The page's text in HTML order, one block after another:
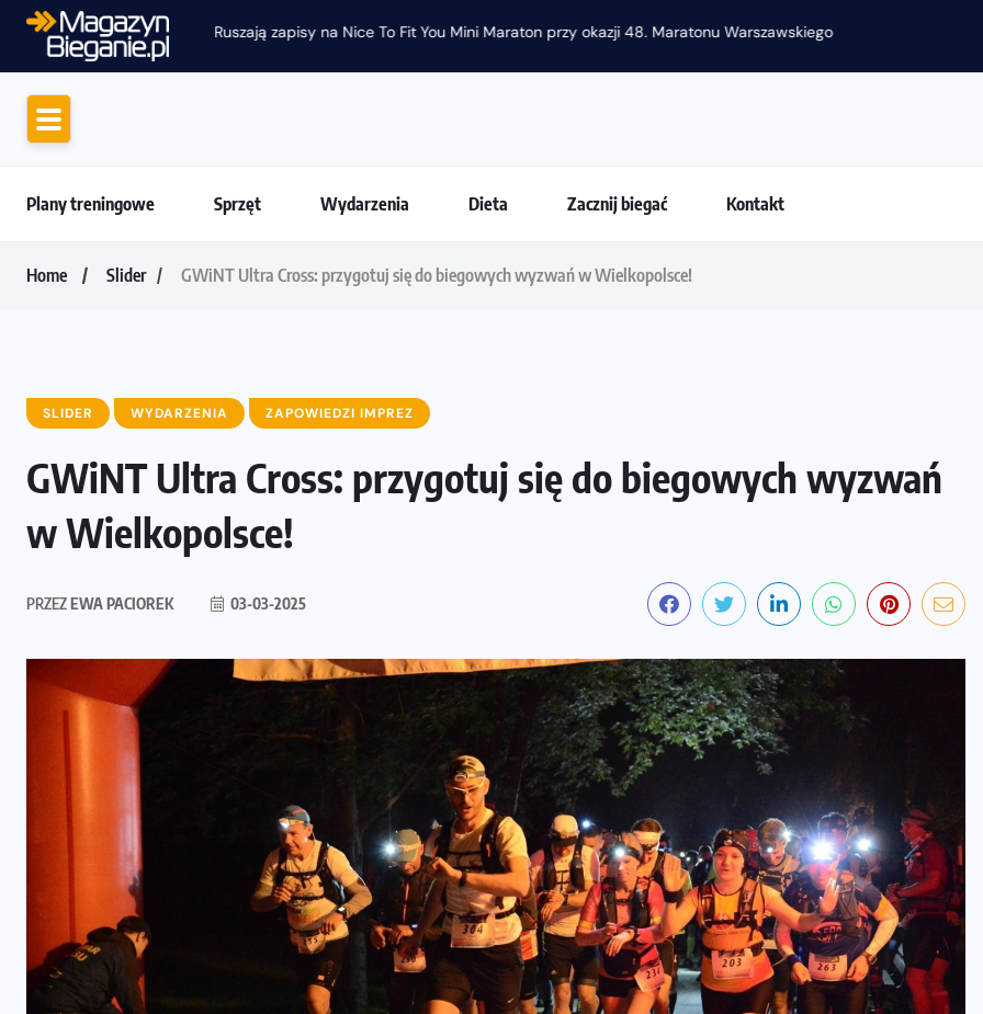
Ruszają zapisy na Nice To Fit You Mini Maraton przy okazji 48. Maratonu Warszawskiego
Plany treningowe Sprzęt Wydarzenia Dieta Zacznij biegać Kontakt
Home Slider GWiNT Ultra Cross: przygotuj się do biegowych wyzwań w Wielkopolsce!
SLIDER WYDARZENIA ZAPOWIEDZI IMPREZ
GWiNT Ultra Cross: przygotuj się do biegowych wyzwań
w Wielkopolsce!
PRZEZEWA PACIOREK 03-03-2025